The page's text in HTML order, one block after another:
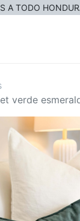
A TODO
verde